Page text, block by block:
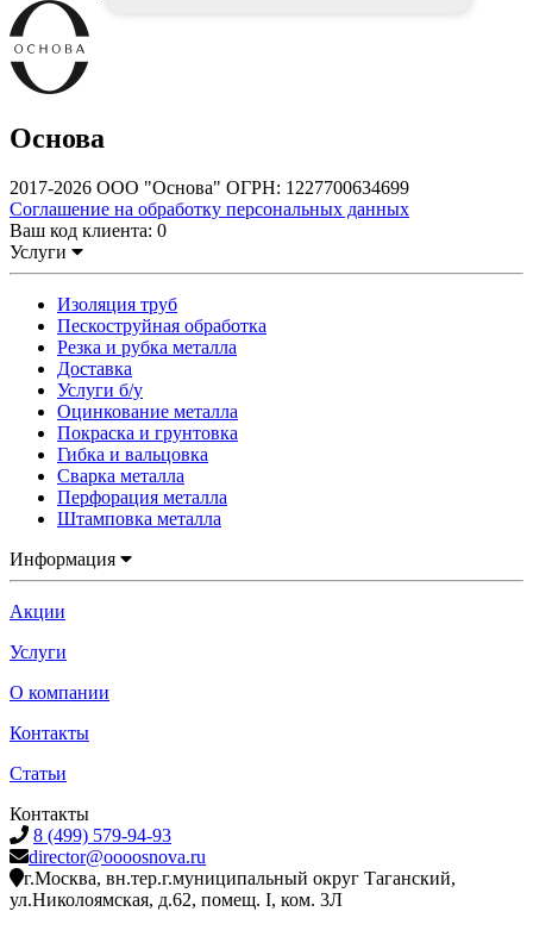
Основа
2017-2026 ООО "Основа" ОГРН: 1227700634699
Соглашение на обработку персональных данных
Ваш код клиента: 0
Услуги
Изоляция труб
Пескоструйная обработка
Резка и рубка металла
Доставка
Услуги б/у
Оцинкование металла
Покраска и грунтовка
Гибка и вальцовка
Сварка металла
Перфорация металла
Штамповка металла
Информация
Акции
Услуги
О компании
Контакты
Статьи
Контакты
8 (499) 579-94-93
director@oooosnova.ru
г.Москва, вн.тер.г.муниципальный округ Таганский,
ул.Николоямская, д.62, помещ. I, ком. 3Л